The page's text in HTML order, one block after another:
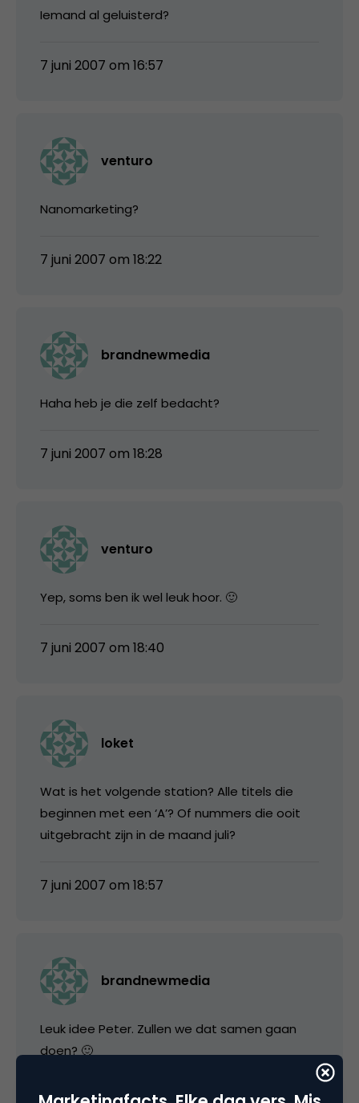
Iemand al geluisterd?
7 juni 2007 om 16:57
venturo
Nanomarketing?
7 juni 2007 om 18:22
brandnewmedia
Haha heb je die zelf bedacht?
7 juni 2007 om 18:28
venturo
Yep, soms ben ik wel leuk hoor. 🙂
7 juni 2007 om 18:40
loket
Wat is het volgende station? Alle titels die
beginnen met een ‘A’? Of nummers die ooit
uitgebracht zijn in de maand juli?
7 juni 2007 om 18:57
brandnewmedia
Leuk idee Peter. Zullen we dat samen gaan
doen? 🙂